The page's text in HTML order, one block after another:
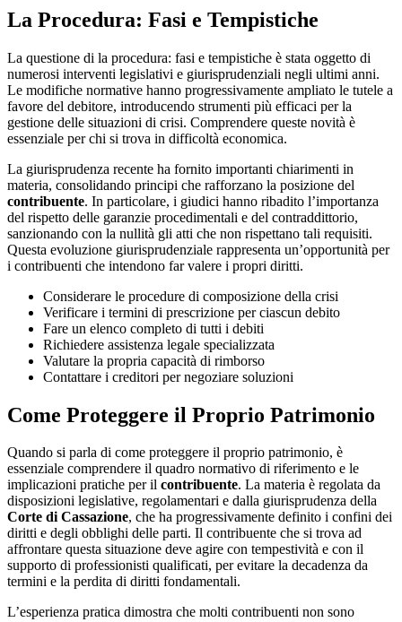
La Procedura: Fasi e Tempistiche
La questione di la procedura: fasi e tempistiche è stata oggetto di
numerosi interventi legislativi e giurisprudenziali negli ultimi anni.
Le modifiche normative hanno progressivamente ampliato le tutele a
favore del debitore, introducendo strumenti più efficaci per la
gestione delle situazioni di crisi. Comprendere queste novità è
essenziale per chi si trova in difficoltà economica.
La giurisprudenza recente ha fornito importanti chiarimenti in
materia, consolidando principi che rafforzano la posizione del
contribuente. In particolare, i giudici hanno ribadito l’importanza
del rispetto delle garanzie procedimentali e del contraddittorio,
sanzionando con la nullità gli atti che non rispettano tali requisiti.
Questa evoluzione giurisprudenziale rappresenta un’opportunità per
i contribuenti che intendono far valere i propri diritti.
Considerare le procedure di composizione della crisi
Verificare i termini di prescrizione per ciascun debito
Fare un elenco completo di tutti i debiti
Richiedere assistenza legale specializzata
Valutare la propria capacità di rimborso
Contattare i creditori per negoziare soluzioni
Come Proteggere il Proprio Patrimonio
Quando si parla di come proteggere il proprio patrimonio, è
essenziale comprendere il quadro normativo di riferimento e le
implicazioni pratiche per il contribuente. La materia è regolata da
disposizioni legislative, regolamentari e dalla giurisprudenza della
Corte di Cassazione, che ha progressivamente definito i confini dei
diritti e degli obblighi delle parti. Il contribuente che si trova ad
affrontare questa situazione deve agire con tempestività e con il
supporto di professionisti qualificati, per evitare la decadenza da
termini e la perdita di diritti fondamentali.
L’esperienza pratica dimostra che molti contribuenti non sono